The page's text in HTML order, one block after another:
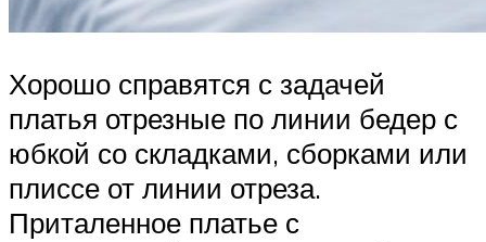
Хорошо справятся с задачей
платья отрезные по линии бедер с
юбкой со складками, сборками или
плиссе от линии отреза.
Приталенное платье с